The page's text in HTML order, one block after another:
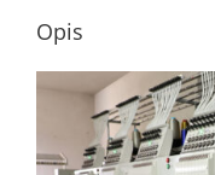
Opis